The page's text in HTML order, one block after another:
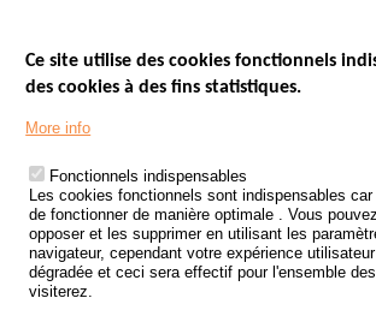
Menu
Footer
LES SITES PUBLICS
ÉTAT DE L’INSÉCURITÉ ROUTIÈRE
TRAITEMENT DES DONNÉES PERSONNELLES
LA ROUTE
ETUDES ET RECHERCHES
APPEL À PROJETS
Ce site utilise des cookies fonctionnels
des cookies à des fins statistiques.
More info
Fonctionnels indispensables
Les cookies fonctionnels sont indispensables
de fonctionner de manière optimale . Vous
opposer et les supprimer en utilisant les
navigateur, cependant votre expérience utilisateur
dégradée et ceci sera effectif pour l'ensemble
visiterez.